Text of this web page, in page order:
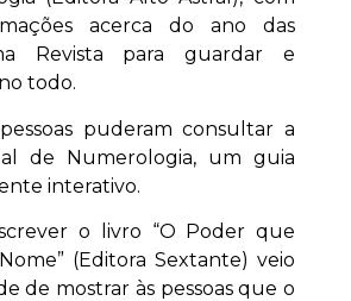
acerca do ano das
Revista para guardar e
todo.
puderam consultar a
de Numerologia, um guia
interativo.
o livro “O Poder que
(Editora Sextante) veio
de mostrar às pessoas que o